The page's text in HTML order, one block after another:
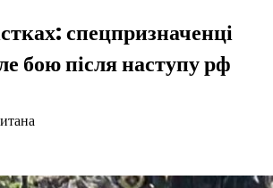
спецпризначенці
бою після наступу рф